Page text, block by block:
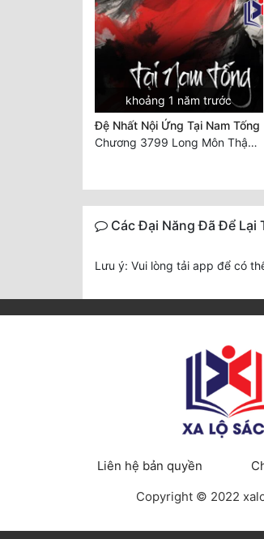
khoảng 1 năm trước
Đệ Nhất Nội Ứng Tại Nam Tống
Chương 3799 Long Môn Thập Lục, Cô Đỉnh Ánh Sáng Mặt Trời
Các Đại Năng Đã Để Lại
Lưu ý: Vui lòng tải app để có
Liên hệ bản quyền
Copyright © 2022